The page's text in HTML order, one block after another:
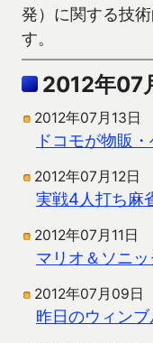
発）に関する技
す。
2012年07
2012年07月13日
ドコモが物販
2012年07月12日
実戦4人打ち麻
2012年07月11日
マリオ＆ソニ
2012年07月09日
昨日のウィン